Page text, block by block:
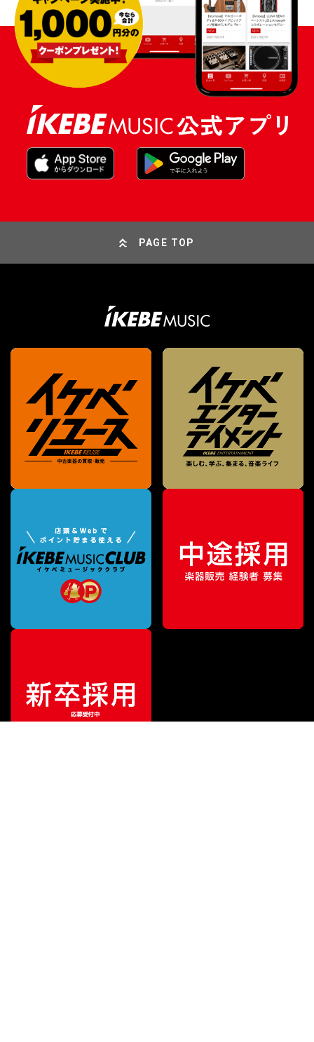
販売価格¥258,500 （税込）
PAGE TOP